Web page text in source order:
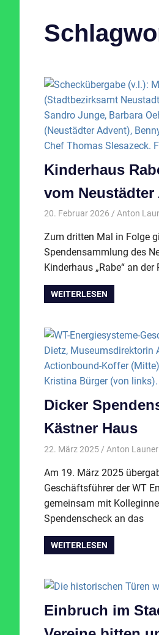
Kinderhaus
vom Neustädter
20. Februar 2026 Anton
Zum dritten Mal in Folge
Spendensammlung des
Kinderhaus „Rabe“ an der
WEITERLESEN
Dicker
Kästner Haus
22. März 2025 Anton Launer
Am 19. März 2025
Geschäftsführer der WT
gemeinsam mit
Spendenscheck an das
WEITERLESEN
Einbruch im